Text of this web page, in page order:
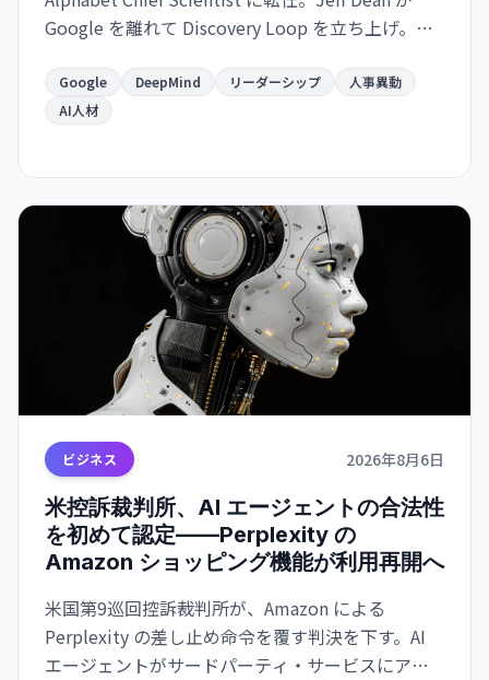
Google を離れて Discovery Loop を立ち上げ。
時流出が進む。
Google DeepMind リーダーシップ
人事異動
AI人材
ビジネス 2026年8月6日
米控訴裁判所、AI エージェントの合法性
を初めて認定——Perplexity の
Amazon ショッピング機能が利用再開へ
米国第9巡回控訴裁判所が、Amazon による
Perplexity の差し止め命令を覆す判決を下す。AI
エージェントがサードパーティ・サービスにアク